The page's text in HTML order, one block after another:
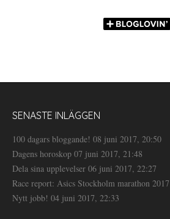
SENASTE INLÄGGEN
100 dagars bloggande! 08 juni 2017, 20:50
Dagens horoskop 07 juni 2017, 21:48
Dela sina upplevelser 06 juni 2017, 22:27
Race report: Asics Stockholm marathon 2017
Nytt jobb! 04 juni 2017, 22:33